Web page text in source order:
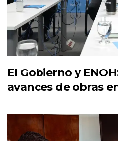
El Gobierno y
avances de obras